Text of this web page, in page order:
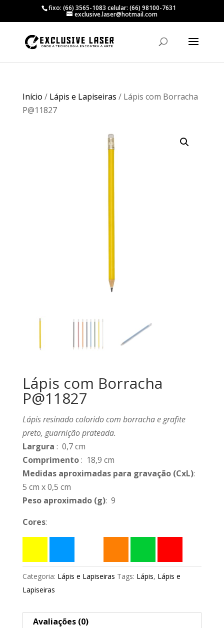
fixo: (66) 3565-1083 celular: (66) 98100-7631
exclusive.laser@hotmail.com
Início / Lápis e Lapiseiras / Lápis com Borracha
P@11827
Lápis com Borracha
P@11827
Lápis resinado colorido com borracha e grafite
preto, guarnição prateada.
Largura : 0,7 cm
Comprimento: 18,9 cm
Medidas aproximadas para gravação(CxL):
5 cm x 0,5 cm
Peso aproximado(g): 9
Cores:
Categoria: Lápis e Lapiseiras Tags: Lápis, Lápis e
Lapiseiras
Avaliações (0)